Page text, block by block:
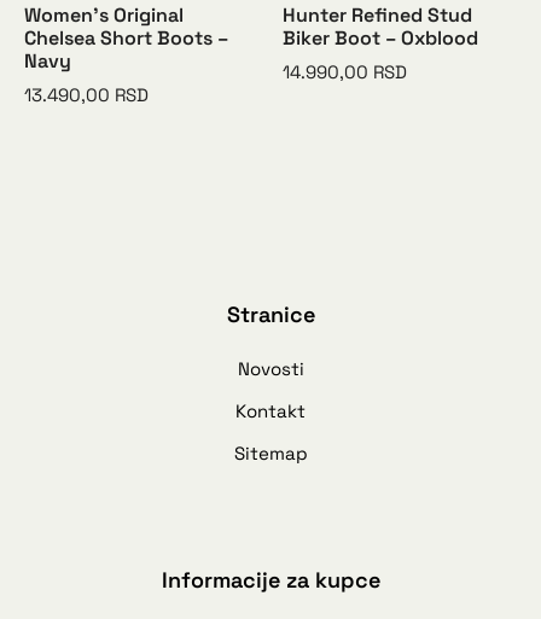
Women’s Original
Chelsea Short Boots –
Navy
13.490,00 RSD
Hunter Refined Stud
Biker Boot – Oxblood
14.990,00 RSD
Stranice
Novosti
Kontakt
Sitemap
Informacije za kupce